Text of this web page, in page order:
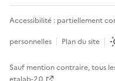
Accessibilité : partiellement
personnelles
Plan du site
Sauf mention contraire, tous